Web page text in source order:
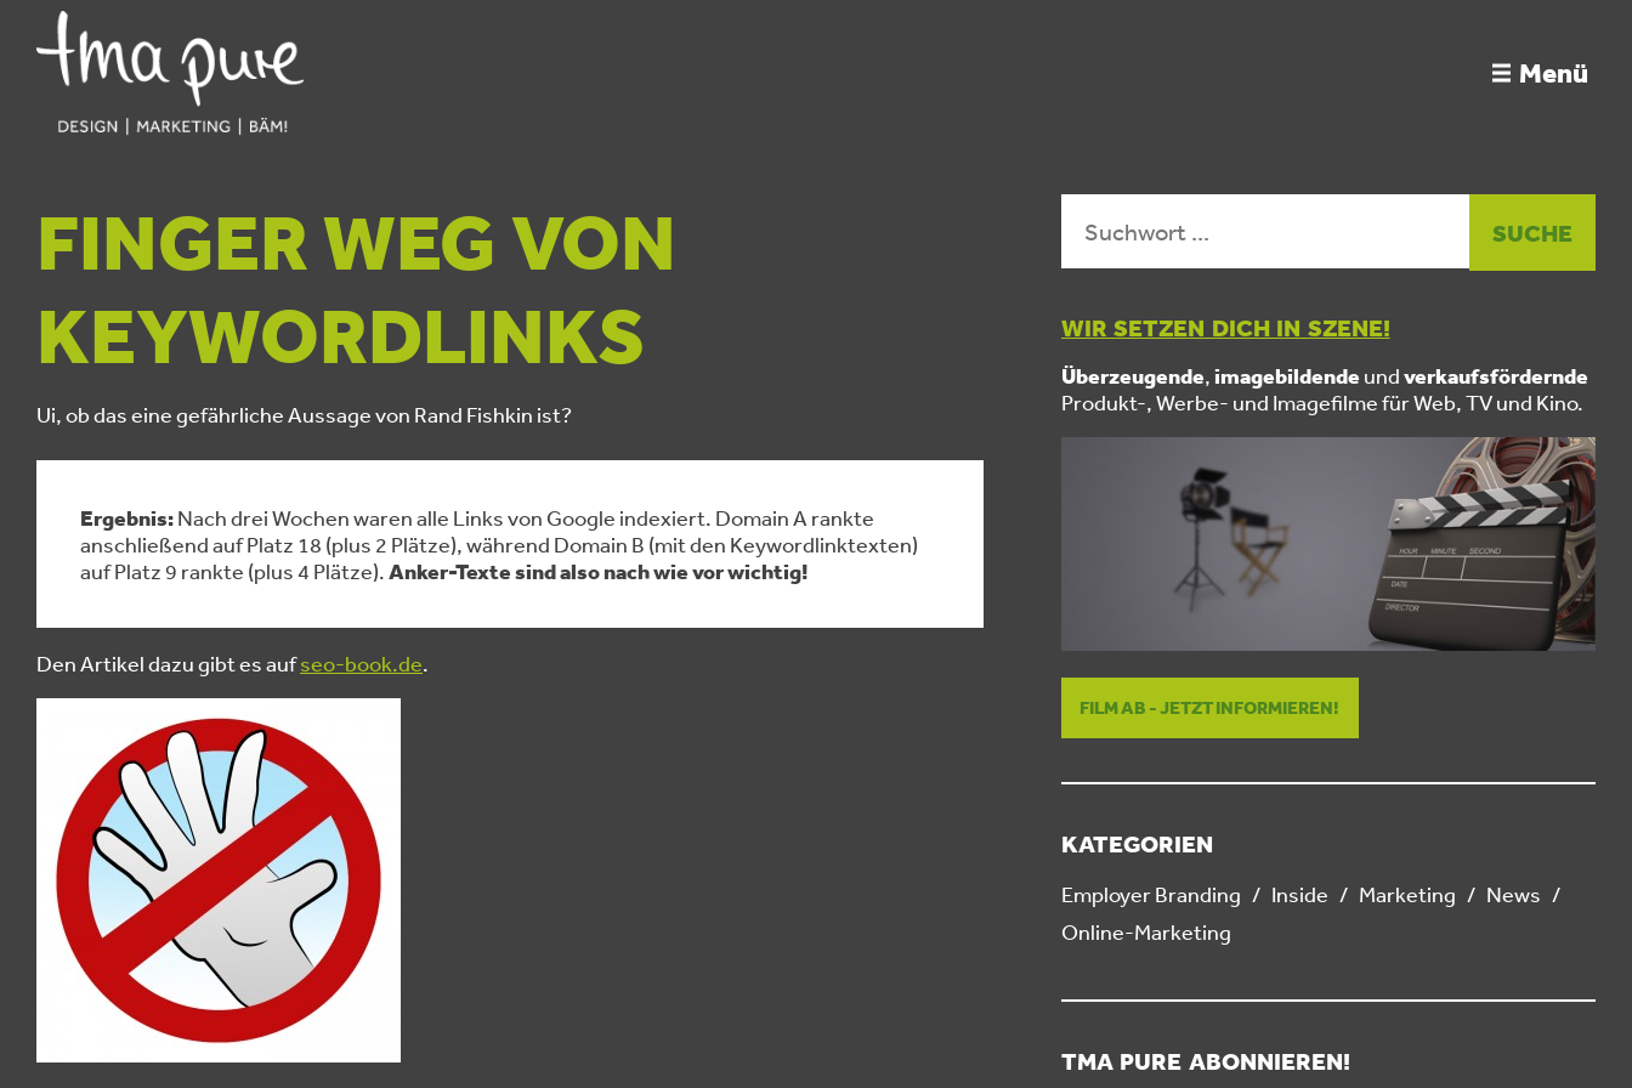
Menü
FINGER WEG VON
KEYWORDLINKS
Ui, ob das eine gefährliche Aussage von Rand Fishkin ist?
Ergebnis:Nach drei Wochen waren alle Links von Google indexiert. Domain A rankte
anschließend auf Platz 18 (plus 2 Plätze), während Domain B (mit den Keywordlinktexten)
auf Platz 9 rankte (plus 4 Plätze).Anker-Texte sind also nach wie vor wichtig!
Den Artikel dazu gibt es aufseo-book.de.
WIR SETZEN DICH IN SZENE!
Überzeugende,imagebildende undverkaufsfördernde
Produkt-, Werbe- und Imagefilme für Web, TV und Kino.
FILM AB - JETZT INFORMIEREN!
KATEGORIEN
Employer Branding Inside Marketing
News
Online-Marketing
TMA PURE ABONNIEREN!